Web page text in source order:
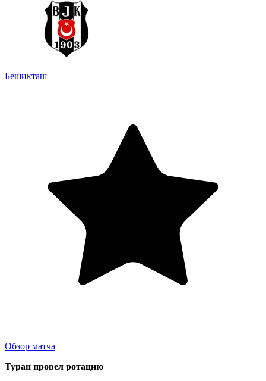
Бешикташ
Обзор матча
Туран провел ротацию